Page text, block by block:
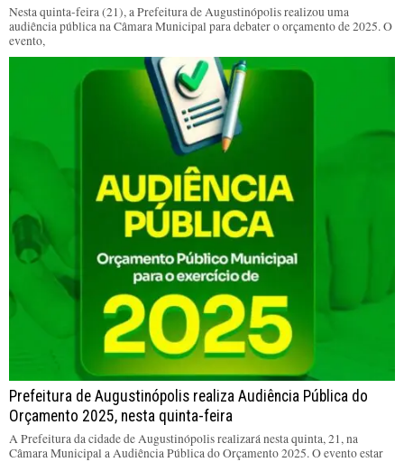
Nesta quinta-feira (21), a Prefeitura de Augustinópolis realizou uma
audiência pública na Câmara Municipal para debater o orçamento de 2025. O
evento,
Prefeitura de Augustinópolis realiza Audiência Pública do
Orçamento 2025, nesta quinta-feira
A Prefeitura da cidade de Augustinópolis realizará nesta quinta, 21, na
Câmara Municipal a Audiência Pública do Orçamento 2025. O evento estar